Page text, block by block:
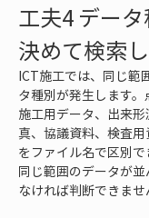
工夫4 デー
決めて検索
ICT施工では、同じ範
タ種別が発生します。
施工用データ、出来
真、協議資料、検査
をファイル名で区別
同じ範囲のデータが
なければ判断できませ